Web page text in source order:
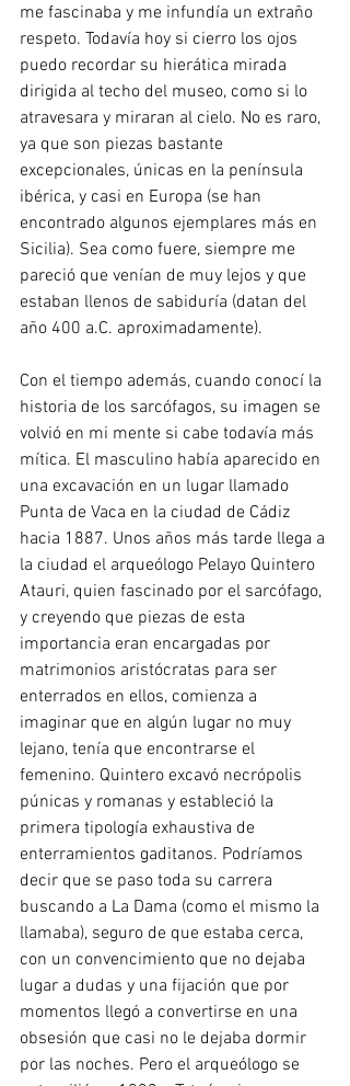
me fascinaba y me infundía un extraño
respeto. Todavía hoy si cierro los ojos
puedo recordar su hierática mirada
dirigida al techo del museo, como si lo
atravesara y miraran al cielo. No es raro,
ya que son piezas bastante
excepcionales, únicas en la península
ibérica, y casi en Europa (se han
encontrado algunos ejemplares más en
Sicilia). Sea como fuere, siempre me
pareció que venían de muy lejos y que
estaban llenos de sabiduría (datan del
año 400 a.C. aproximadamente).
Con el tiempo además, cuando conocí la
historia de los sarcófagos, su imagen se
volvió en mi mente si cabe todavía más
mítica. El masculino había aparecido en
una excavación en un lugar llamado
Punta de Vaca en la ciudad de Cádiz
hacia 1887. Unos años más tarde llega a
la ciudad el arqueólogo Pelayo Quintero
Atauri, quien fascinado por el sarcófago,
y creyendo que piezas de esta
importancia eran encargadas por
matrimonios aristócratas para ser
enterrados en ellos, comienza a
imaginar que en algún lugar no muy
lejano, tenía que encontrarse el
femenino. Quintero excavó necrópolis
púnicas y romanas y estableció la
primera tipología exhaustiva de
enterramientos gaditanos. Podríamos
decir que se paso toda su carrera
buscando a La Dama (como el mismo la
llamaba), seguro de que estaba cerca,
con un convencimiento que no dejaba
lugar a dudas y una fijación que por
momentos llegó a convertirse en una
obsesión que casi no le dejaba dormir
por las noches. Pero el arqueólogo se